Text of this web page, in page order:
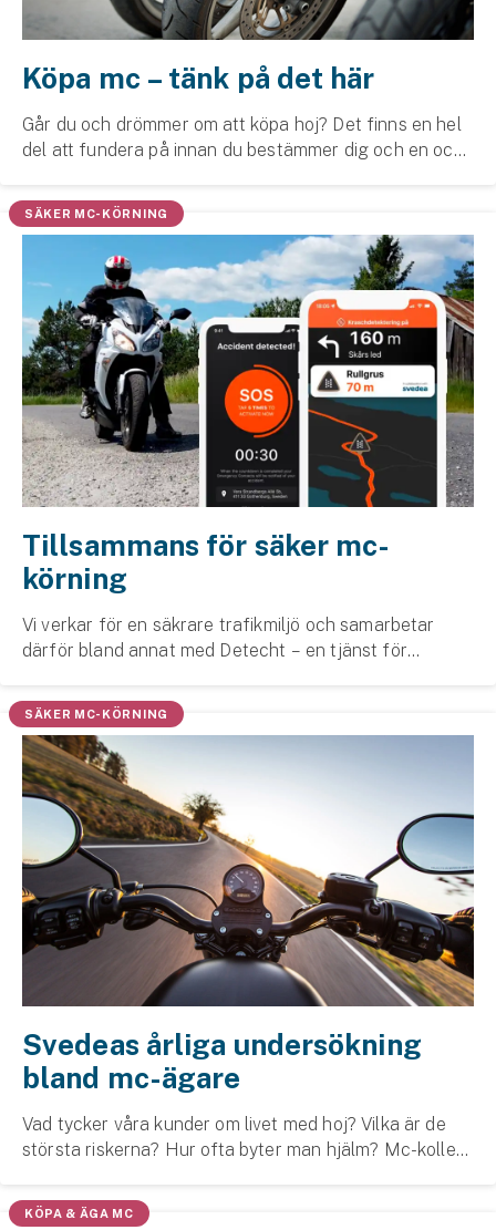
Köpa mc – tänk på det här
Går du och drömmer om att köpa hoj? Det finns en hel
del att fundera på innan du bestämmer dig och en och
Läs våra och SMC:s råd innan du köper din ...
SÄKER MC-KÖRNING
Tillsammans för säker mc-
körning
Vi verkar för en säkrare trafikmiljö och samarbetar
därför bland annat med Detecht – en tjänst för
tryggare upplevelse. Uppkoppling mot SOS Alarm är
bar...
SÄKER MC-KÖRNING
Svedeas årliga undersökning
bland mc-ägare
Vad tycker våra kunder om livet med hoj? Vilka är de
största riskerna? Hur ofta byter man hjälm? Mc-kollen
Här kan du läsa svaren.
KÖPA & ÄGA MC